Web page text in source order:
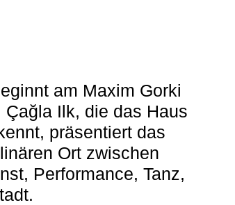
am Maxim Gorki
Ilk, die das Haus
präsentiert das
Ort zwischen
Performance, Tanz,